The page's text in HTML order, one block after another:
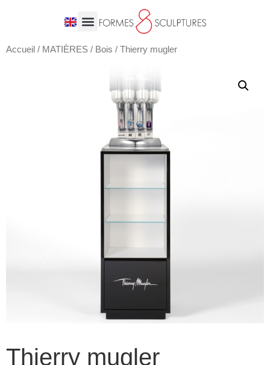
Accueil / MATIÈRES / Bois / Thierry mugler
Thierry mugler